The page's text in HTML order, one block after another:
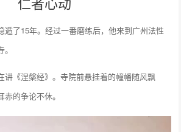
遁了15年。经过一番磨练后，他来到广州法性
讲《涅槃经》。寺院前悬挂着的幢幡随风飘
的争论不休。